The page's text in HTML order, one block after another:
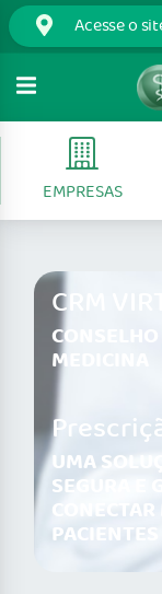
EMPRESAS
CRM
CONSELHO
MEDICINA
UMA
SEGURA E